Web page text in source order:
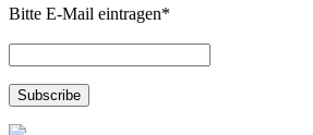
Bitte E-Mail eintragen*